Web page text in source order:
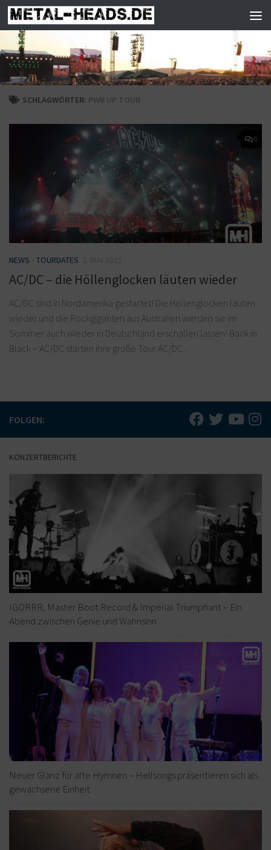
Zum Inhalt springen
SCHLAGWÖRTER: PWR UP TOUR
0
NEWS TOURDATES
AC/DC – die Höllenglocken läuten wieder
AC/DC sind in Nordamerika gestartet! Die Höllenglocken läuten
wieder und die Rockgiganten aus Australien werden sie im
Sommer auch wieder in Deutschland erschallen lassen! Back in
Black – AC/DC starten ihre große Tour AC/DC...
FOLGEN:
KONZERTBERICHTE
IGORRR, Master Boot Record & Imperial Triumphant – Ein
Abend zwischen Genie und Wahnsinn
Neuer Glanz für alte Hymnen – Hellsongs präsentieren sich als
gewachsene Einheit